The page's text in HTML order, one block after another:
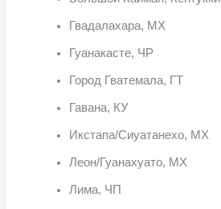
Гвадалахара, МХ
Гуанакасте, ЧР
Город Гватемала, ГТ
Гавана, КУ
Икстапа/Сиуатанехо, МХ
Леон/Гуанахуато, МХ
Лима, ЧП